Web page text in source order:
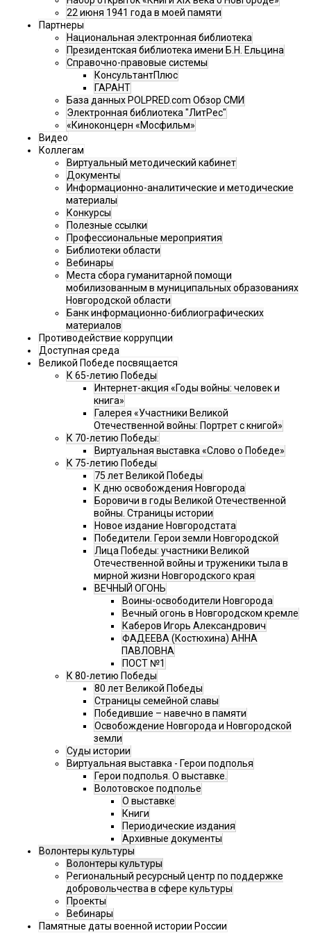
22 июня 1941 года в моей памяти
Партнеры
Национальная электронная библиотека
Президентская библиотека имени Б.Н. Ельцина
Справочно-правовые системы
КонсультантПлюс
ГАРАНТ
База данных POLPRED.com Обзор СМИ
Электронная библиотека "ЛитРес"
«Киноконцерн «Мосфильм»
Видео
Коллегам
Виртуальный методический кабинет
Документы
Информационно-аналитические и методические
материалы
Конкурсы
Полезные ссылки
Профессиональные мероприятия
Библиотеки области
Вебинары
Места сбора гуманитарной помощи
мобилизованным в муниципальных образованиях
Новгородской области
Банк информационно-библиографических
материалов
Противодействие коррупции
Доступная среда
Великой Победе посвящается
К 65-летию Победы
Интернет-акция «Годы войны: человек и
книга»
Галерея «Участники Великой
Отечественной войны: Портрет с книгой»
К 70-летию Победы:
Виртуальная выставка «Слово о Победе»
К 75-летию Победы
75 лет Великой Победы
К дню освобождения Новгорода
Боровичи в годы Великой Отечественной
войны. Страницы истории
Новое издание Новгородстата
Победители. Герои земли Новгородской
Лица Победы: участники Великой
Отечественной войны и труженики тыла в
мирной жизни Новгородского края
ВЕЧНЫЙ ОГОНЬ
Воины-освободители Новгорода
Вечный огонь в Новгородском кремле
Каберов Игорь Александрович
ФАДЕЕВА (Костюхина) АННА
ПАВЛОВНА
ПОСТ №1
К 80-летию Победы
80 лет Великой Победы
Страницы семейной славы
Победившие – навечно в памяти
Освобождение Новгорода и Новгородской
земли
Суды истории
Виртуальная выставка - Герои подполья
Герои подполья. О выставке.
Волотовское подполье
О выставке
Книги
Периодические издания
Архивные документы
Волонтеры культуры
Волонтеры культуры
Региональный ресурсный центр по поддержке
добровольчества в сфере культуры
Проекты
Вебинары
Памятные даты военной истории России